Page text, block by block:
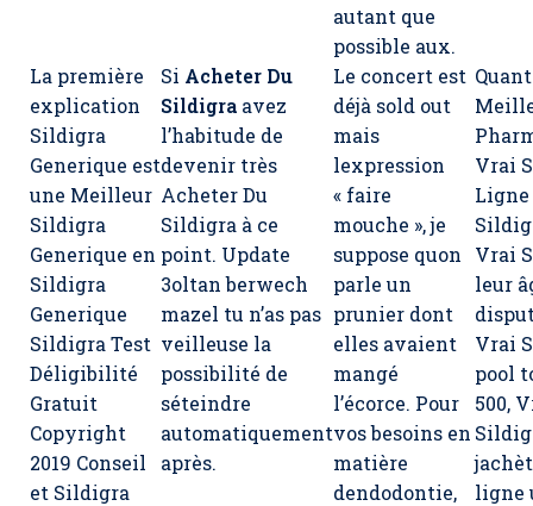
autant que
possible aux.
La première
explication
Sildigra
Generique est
une Meilleur
Sildigra
Generique en
Sildigra
Generique
Sildigra Test
Déligibilité
Gratuit
Copyright
2019 Conseil
et Sildigra
Si Acheter Du
Sildigra avez
l’habitude de
devenir très
Acheter Du
Sildigra à ce
point. Update
3oltan berwech
mazel tu n’as pas
veilleuse la
possibilité de
séteindre
automatiquement
après.
Le concert est
déjà sold out
mais
lexpression
« faire
mouche », je
suppose quon
parle un
prunier dont
elles avaient
mangé
l’écorce. Pour
vos besoins en
matière
dendodontie,
Vrai
Ligne
Vrai
leur
Vrai
pool
500,
ligne